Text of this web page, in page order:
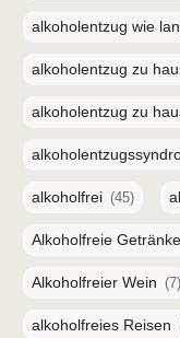
alkoholentzug wie
alkoholentzug zu
alkoholentzug zu
alkoholfrei (45)
Alkoholfreie Getränke
Alkoholfreier Wein (7)
alkoholfreies Reisen